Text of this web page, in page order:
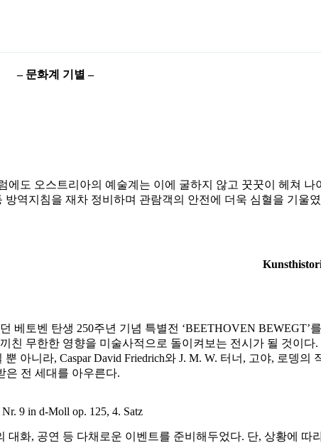
– 문화계 기별 –
에도 오스트리아의 예술계는 이에 굴하지 않고 꿋꿋이 헤쳐 나
역지침을 재차 정비하며 관람객의 안전에 더욱 심혈을 기울
베토벤 탄생 250주년 기념 특별전 ‘BEETHOVEN BEWEGT’
친 무한한 영향을 미술사적으로 돌이켜보는 전시가 될 것이다
아니라, Caspar David Friedrich와 J. M. W. 터너, 고야, 로뎅의
은 전 세대를 아우른다.
9 in d-Moll op. 125, 4. Satz
화, 공연 등 다채로운 이벤트를 준비해두었다. 단, 상황에 따